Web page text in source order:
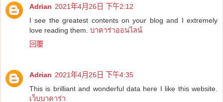
Adrian 2021年4月26日 下午2:12
I see the greatest contents on your blog and I extremely
love reading them. บาคาร่าออนไลน์
回覆
Adrian 2021年4月26日 下午4:35
This is brilliant and wonderful data here I like this website.
เว็บบาคาร่า